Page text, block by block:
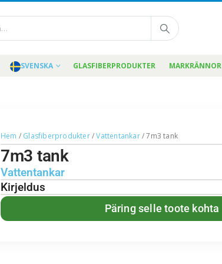
SVENSKA GLASFIBERPRODUKTER MARKRÄNNOR
Hem / Glasfiberprodukter/Vattentankar/ 7m3 tank
7m3 tank
Vattentankar
Kirjeldus
Päring selle toote kohta